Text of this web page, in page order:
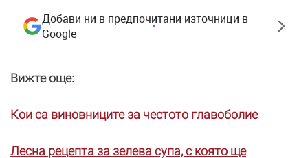
Добави ни в предпочитани източници в
Google
Вижте още:
Кои са виновниците за честото главоболие
Лесна рецепта за зелева супа, с която ще